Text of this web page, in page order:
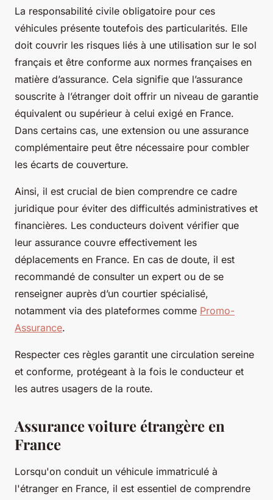
La responsabilité civile obligatoire pour ces
véhicules présente toutefois des particularités. Elle
doit couvrir les risques liés à une utilisation sur le sol
français et être conforme aux normes françaises en
matière d’assurance. Cela signifie que l’assurance
souscrite à l’étranger doit offrir un niveau de garantie
équivalent ou supérieur à celui exigé en France.
Dans certains cas, une extension ou une assurance
complémentaire peut être nécessaire pour combler
les écarts de couverture.
Ainsi, il est crucial de bien comprendre ce cadre
juridique pour éviter des difficultés administratives et
financières. Les conducteurs doivent vérifier que
leur assurance couvre effectivement les
déplacements en France. En cas de doute, il est
recommandé de consulter un expert ou de se
renseigner auprès d’un courtier spécialisé,
notamment via des plateformes comme Promo-
Assurance.
Respecter ces règles garantit une circulation sereine
et conforme, protégeant à la fois le conducteur et
les autres usagers de la route.
Assurance voiture étrangère en
France
Lorsqu'on conduit un véhicule immatriculé à
l'étranger en France, il est essentiel de comprendre